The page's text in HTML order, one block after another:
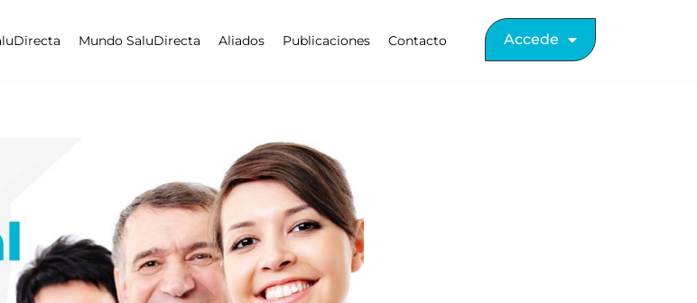
Mundo SaluDirecta Aliados Publicaciones Contacto Accede